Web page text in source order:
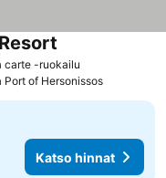
carte -ruokailu
Port of Hersonissos
Katso hinnat